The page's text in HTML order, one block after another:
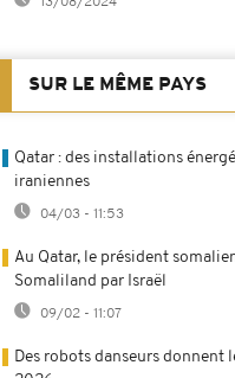
13/08/2024
SUR LE MÊME PAYS
Qatar : des installations
iraniennes
04/03 - 11:53
Au Qatar, le président
Somaliland par Israël
09/02 - 11:07
Des robots danseurs donnent